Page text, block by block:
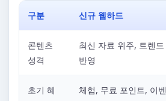
구분 신규 웹하드
콘텐츠
성격
최신 자료 위주, 트렌드
반영
초기 혜
체험, 무료 포인트, 이벤